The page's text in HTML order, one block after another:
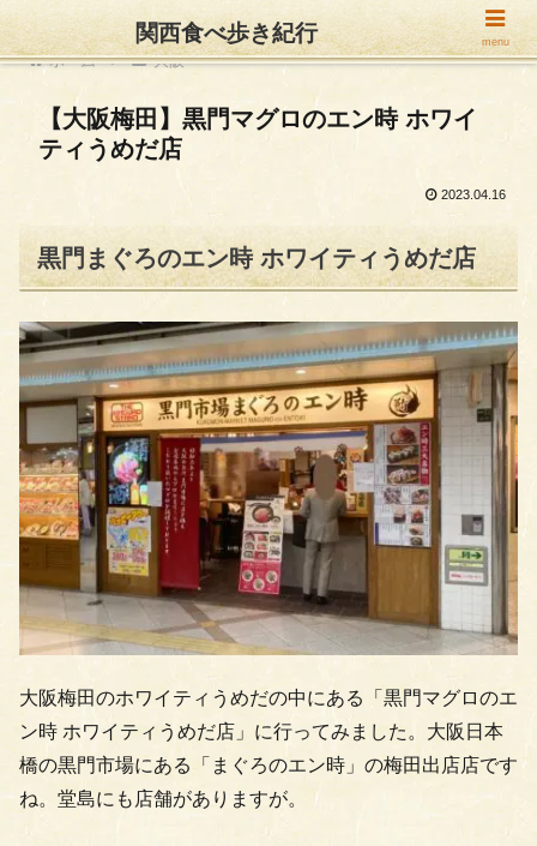
ホーム 大阪
【大阪梅田】黒門マグロのエン時 ホワイ
ティうめだ店
2023.04.16
黒門まぐろのエン時 ホワイティうめだ店
大阪梅田のホワイティうめだの中にある「黒門マグロのエ
ン時 ホワイティうめだ店」に行ってみました。大阪日本
橋の黒門市場にある「まぐろのエン時」の梅田出店店です
ね。堂島にも店舗がありますが。
関西食べ歩き紀行 menu